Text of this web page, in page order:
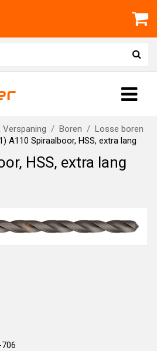
Verspaning Boren
Losse boren
A110 Spiraalboor, HSS, extra lang
HSS, extra lang